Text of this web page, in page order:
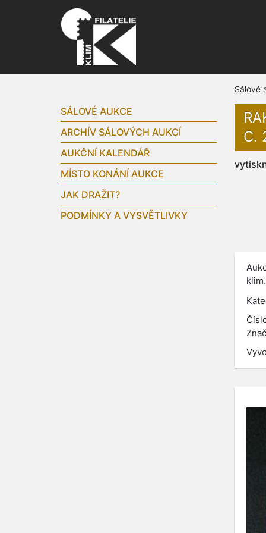
SÁLOVÉ AUKCE
ARCHÍV SÁLOVÝCH AUKCÍ
AUKČNÍ KALENDÁŘ
MÍSTO KONÁNÍ AUKCE
JAK DRAŽIT?
PODMÍNKY A VYSVĚTLIVKY
Sálové
C.